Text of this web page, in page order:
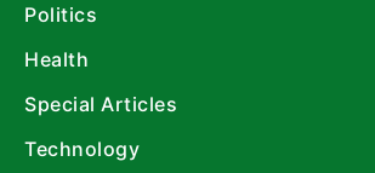
Politics
Health
Special Articles
Technology